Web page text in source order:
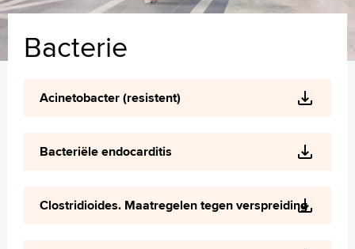
Language
English
Bacterie
Acinetobacter (resistent)
Bacteriële endocarditis
Clostridioides. Maatregelen tegen verspreiding